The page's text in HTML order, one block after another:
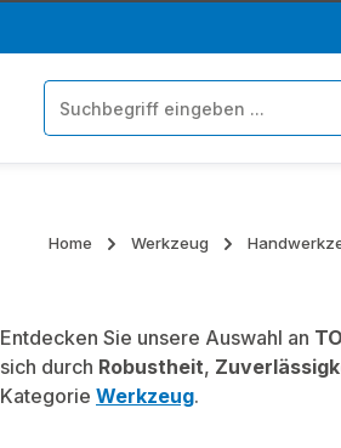
Home Werkzeug
Entdecken Sie unsere Auswahl an
sich durch Robustheit,
Kategorie Werkzeug.